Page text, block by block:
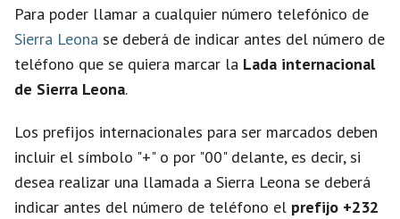
d
e
Para poder llamar a cualquier número telefónico de
Sierra Leona se deberá de indicar antes del número de
teléfono que se quiera marcar la Lada internacional
de Sierra Leona.
Los prefijos internacionales para ser marcados deben
incluir el símbolo "+" o por "00" delante, es decir, si
desea realizar una llamada a Sierra Leona se deberá
indicar antes del número de teléfono el prefijo +232